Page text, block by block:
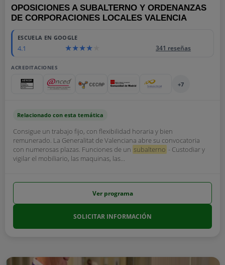
OPOSICIONES A SUBALTERNO Y ORDENANZAS
DE CORPORACIONES LOCALES VALENCIA
ESCUELA EN GOOGLE
4.1 341 reseñas
ACREDITACIONES
+7
Relacionado con esta temática
Consigue un trabajo fijo, con flexibilidad horaria y bien
remunerado. La Generalitat de Valenciana abre su convocatoria
con numerosas plazas. Funciones de un subalterno - Custodiar y
vigilar el mobiliario, las maquinas, las...
Ver programa
SOLICITAR INFORMACIÓN